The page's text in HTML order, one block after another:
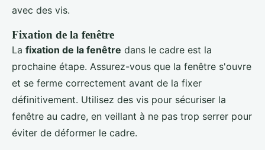
avec des vis.
Fixation de la fenêtre
La fixation de la fenêtre dans le cadre est la
prochaine étape. Assurez-vous que la fenêtre s'ouvre
et se ferme correctement avant de la fixer
définitivement. Utilisez des vis pour sécuriser la
fenêtre au cadre, en veillant à ne pas trop serrer pour
éviter de déformer le cadre.